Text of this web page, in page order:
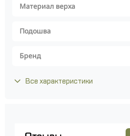
Материал верха
Подошва
Бренд
Все характеристики